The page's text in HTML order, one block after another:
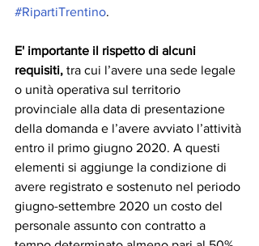
#RipartiTrentino.
E' importante il rispetto di alcuni
requisiti, tra cui l’avere una sede legale
o unità operativa sul territorio
provinciale alla data di presentazione
della domanda e l’avere avviato l’attività
entro il primo giugno 2020. A questi
elementi si aggiunge la condizione di
avere registrato e sostenuto nel periodo
giugno-settembre 2020 un costo del
personale assunto con contratto a